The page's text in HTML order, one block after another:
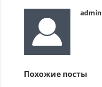
admin
Похожие посты